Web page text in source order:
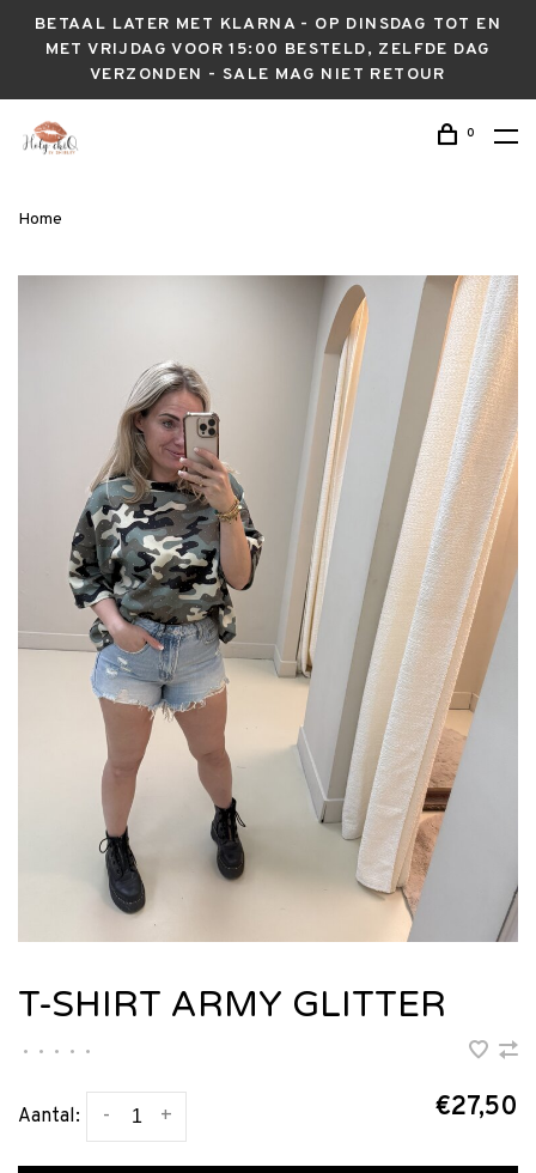
BETAAL LATER MET KLARNA - OP DINSDAG TOT EN
MET VRIJDAG VOOR 15:00 BESTELD, ZELFDE DAG
VERZONDEN - SALE MAG NIET RETOUR
0
Home
T-SHIRT ARMY GLITTER
• • • • •
Aantal: +
- €27,50